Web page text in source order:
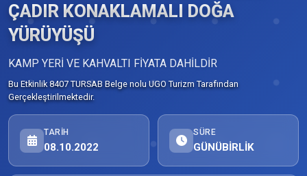
ÇADIR KONAKLAMALI DOĞA
YÜRÜYÜŞÜ
KAMP YERİ VE KAHVALTI FİYATA DAHİLDİR
Bu Etkinlik 8407 TURSAB Belge nolu UGO Turizm Tarafından
Gerçekleştirilmektedir.
TARIH
08.10.2022
SÜRE
GÜNÜBİRLİK